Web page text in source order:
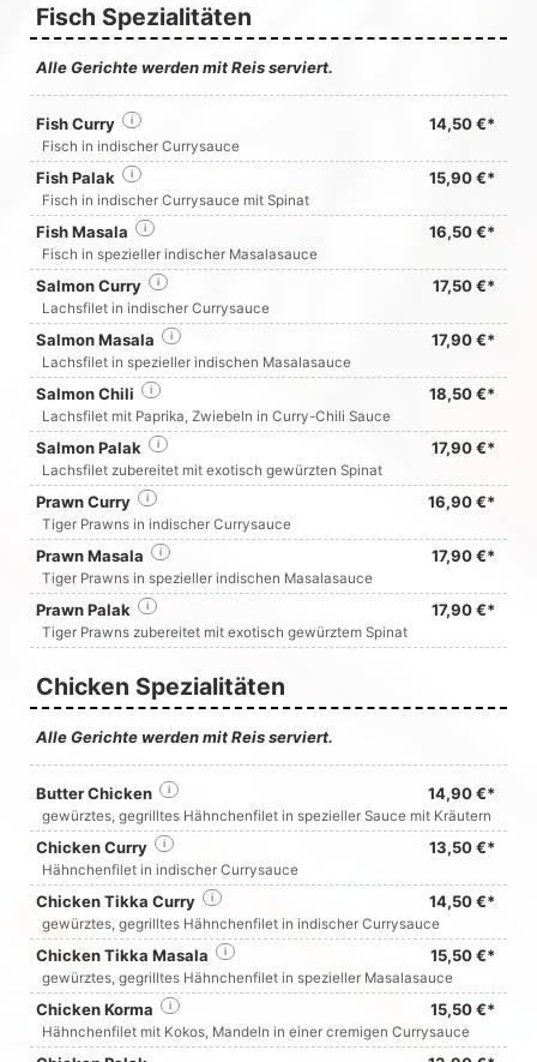
Fisch Spezialitäten
Alle Gerichte werden mit Reis serviert.
Fish Curry 14,50 €*
i
Fisch in indischer Currysauce
Fish Palak 15,90 €*
i
Fisch in indischer Currysauce mit Spinat
Fish Masala 16,50 €*
i
Fisch in spezieller indischer Masalasauce
Salmon Curry 17,50 €*
i
Lachsfilet in indischer Currysauce
Salmon Masala 17,90 €*
i
Lachsfilet in spezieller indischen Masalasauce
Salmon Chili 18,50 €*
i
Lachsfilet mit Paprika, Zwiebeln in Curry-Chili Sauce
Salmon Palak 17,90 €*
i
Lachsfilet zubereitet mit exotisch gewürzten Spinat
Prawn Curry 16,90 €*
i
Tiger Prawns in indischer Currysauce
Prawn Masala 17,90 €*
i
Tiger Prawns in spezieller indischen Masalasauce
Prawn Palak 17,90 €*
i
Tiger Prawns zubereitet mit exotisch gewürztem Spinat
Chicken Spezialitäten
Alle Gerichte werden mit Reis serviert.
Butter Chicken 14,90 €*
i
gewürztes, gegrilltes Hähnchenfilet in spezieller Sauce mit Kräutern
Chicken Curry 13,50 €*
i
Hähnchenfilet in indischer Currysauce
Chicken Tikka Curry 14,50 €*
i
gewürztes, gegrilltes Hähnchenfilet in indischer Currysauce
Chicken Tikka Masala 15,50 €*
i
gewürztes, gegrilltes Hähnchenfilet in spezieller Masalasauce
Chicken Korma 15,50 €*
i
Hähnchenfilet mit Kokos, Mandeln in einer cremigen Currysauce